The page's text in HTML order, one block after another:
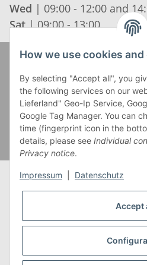
Wed | 09:00 - 12:00 and
Sat| 09:00 - 13:00
* Alle Preise inkl.
** Gilt für Lieferungen
Lieferzeiten für andere
How we use cookies
By selecting "Accept all", you
the following services on our
Lieferland" Geo-Ip Service,
Google Tag Manager. You can
time (fingerprint icon in the
details, please see Individual
Privacy notice.
Impressum Datenschutz
Accept